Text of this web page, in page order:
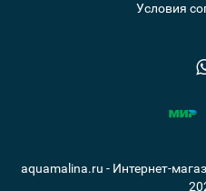
Условия
aquamalina.ru - Интернет-